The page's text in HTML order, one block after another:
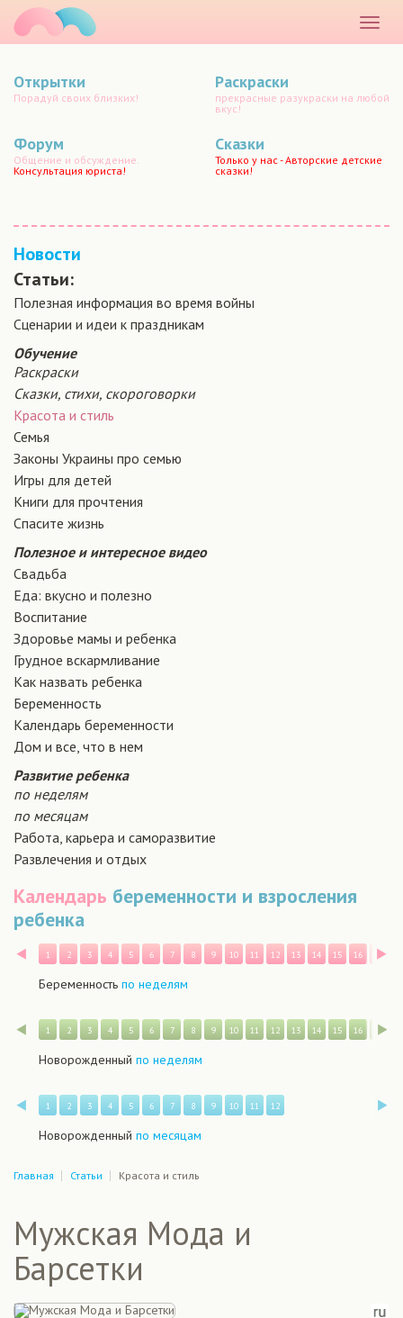
меню
Открытки
Порадуй своих близких!
Раскраски
прекрасные разукраски на любой
вкус!
Форум
Общение и обсуждение.
Консультация юриста!
Сказки
Только у нас - Авторские детские
сказки!
Новости
Статьи:
Полезная информация во время войны
Сценарии и идеи к праздникам
Обучение
Раскраски
Сказки, стихи, скороговорки
Красота и стиль
Семья
Законы Украины про семью
Игры для детей
Книги для прочтения
Спасите жизнь
Полезное и интересное видео
Свадьба
Еда: вкусно и полезно
Воспитание
Здоровье мамы и ребенка
Грудное вскармливание
Как назвать ребенка
Беременность
Календарь беременности
Дом и все, что в нем
Развитие ребенка
по неделям
по месяцам
Работа, карьера и саморазвитие
Развлечения и отдых
Календарь беременности и взросления
ребенка
Назад
1 2 3 4 5 6 7 8 9 10 11 12 13 14 15 16 17
Беременность по неделям
Назад
1 2 3 4 5 6 7 8 9 10 11 12 13 14 15 16 17
Новорожденный по неделям
Назад
1 2 3 4 5 6 7 8 9 10 11 12
Новорожденный по месяцам
Главная Статьи Красота и стиль
Мужская Мода и
Барсетки